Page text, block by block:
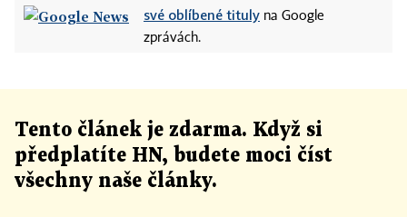
své oblíbené tituly na Google
zprávách.
Tento článek je zdarma. Když si
předplatíte HN, budete moci číst
všechny naše články.